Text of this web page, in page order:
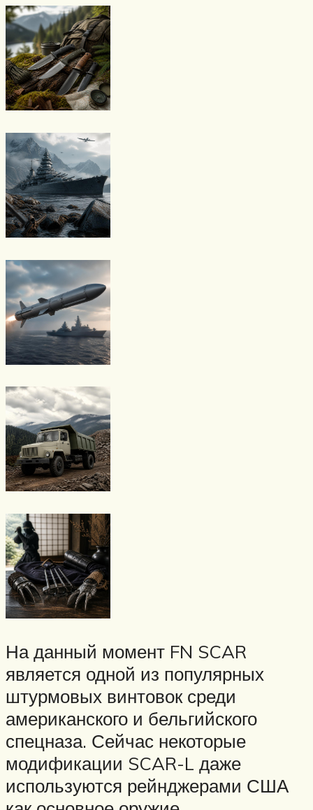
На данный момент FN SCAR
является одной из популярных
штурмовых винтовок среди
американского и бельгийского
спецназа. Сейчас некоторые
модификации SCAR-L даже
используются рейнджерами США